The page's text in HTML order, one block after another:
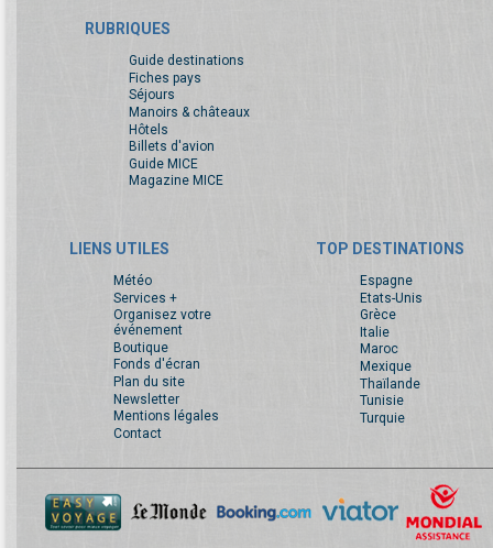
RUBRIQUES
Guide destinations
Fiches pays
Séjours
Manoirs & châteaux
Hôtels
Billets d'avion
Guide MICE
Magazine MICE
LIENS UTILES
Météo
Services +
Organisez votre
événement
Boutique
Fonds d'écran
Plan du site
Newsletter
Mentions légales
Contact
TOP DESTINATIONS
Espagne
Etats-Unis
Grèce
Italie
Maroc
Mexique
Thaïlande
Tunisie
Turquie